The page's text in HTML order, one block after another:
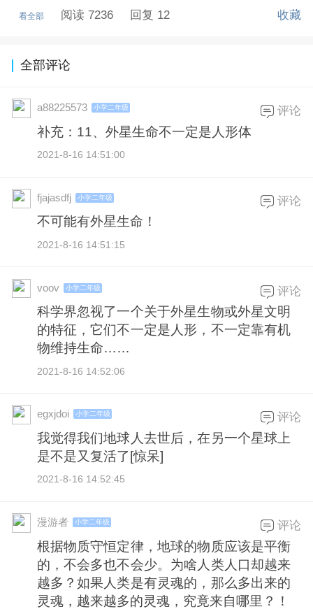
看全部 阅读 7236 回复 12 收藏
全部评论
a88225573 小学二年级
补充：11、外星生命不一定是人形体
2021-8-16 14:51:00
评论
fjajasdfj 小学二年级
不可能有外星生命！
2021-8-16 14:51:15
评论
voov 小学二年级
科学界忽视了一个关于外星生物或外星文明
的特征，它们不一定是人形，不一定靠有机
物维持生命……
2021-8-16 14:52:06
评论
egxjdoi 小学二年级
我觉得我们地球人去世后，在另一个星球上
是不是又复活了[惊呆]
2021-8-16 14:52:45
评论
漫游者 小学二年级
根据物质守恒定律，地球的物质应该是平衡
的，不会多也不会少。为啥人类人口却越来
越多？如果人类是有灵魂的，那么多出来的
灵魂，越来越多的灵魂，究竟来自哪里？！
评论